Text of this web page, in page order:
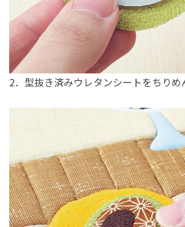
2．型抜き済みウレタンシートをちりめ